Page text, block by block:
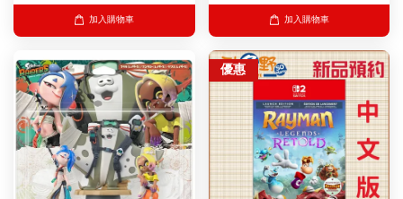
加入購物車 加入購物車
優惠